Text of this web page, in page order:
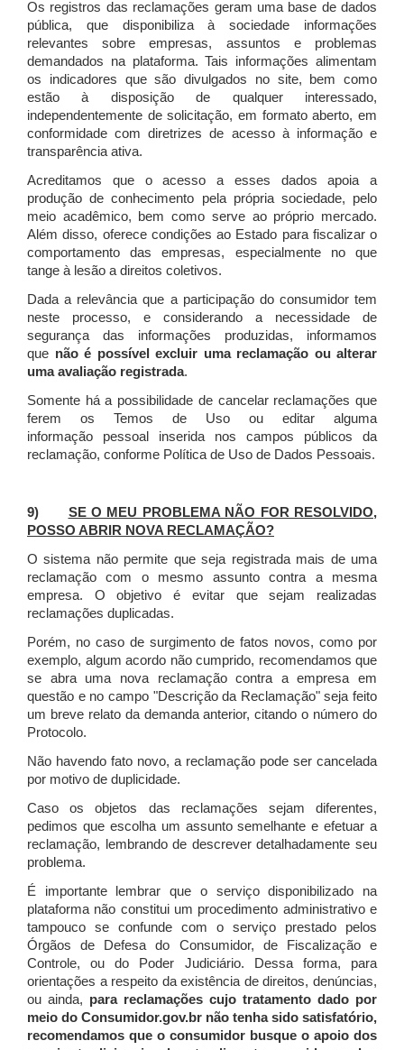
Os registros das reclamações geram uma base de dados
pública, que disponibiliza à sociedade informações
relevantes sobre empresas, assuntos e problemas
demandados na plataforma. Tais informações alimentam
os indicadores que são divulgados no site, bem como
estão à disposição de qualquer interessado,
independentemente de solicitação, em formato aberto, em
conformidade com diretrizes de acesso à informação e
transparência ativa.
Acreditamos que o acesso a esses dados apoia a
produção de conhecimento pela própria sociedade, pelo
meio acadêmico, bem como serve ao próprio mercado.
Além disso, oferece condições ao Estado para fiscalizar o
comportamento das empresas, especialmente no que
tange à lesão a direitos coletivos.
Dada a relevância que a participação do consumidor tem
neste processo, e considerando a necessidade de
segurança das informações produzidas, informamos
que não é possível excluir uma reclamação ou alterar
uma avaliação registrada.
Somente há a possibilidade de cancelar reclamações que
ferem os Temos de Uso ou editar alguma
informação pessoal inserida nos campos públicos da
reclamação, conforme Política de Uso de Dados Pessoais.
9) SE O MEU PROBLEMA NÃO FOR RESOLVIDO,
POSSO ABRIR NOVA RECLAMAÇÃO?
O sistema não permite que seja registrada mais de uma
reclamação com o mesmo assunto contra a mesma
empresa. O objetivo é evitar que sejam realizadas
reclamações duplicadas.
Porém, no caso de surgimento de fatos novos, como por
exemplo, algum acordo não cumprido, recomendamos que
se abra uma nova reclamação contra a empresa em
questão e no campo "Descrição da Reclamação" seja feito
um breve relato da demanda anterior, citando o número do
Protocolo.
Não havendo fato novo, a reclamação pode ser cancelada
por motivo de duplicidade.
Caso os objetos das reclamações sejam diferentes,
pedimos que escolha um assunto semelhante e efetuar a
reclamação, lembrando de descrever detalhadamente seu
problema.
É importante lembrar que o serviço disponibilizado na
plataforma não constitui um procedimento administrativo e
tampouco se confunde com o serviço prestado pelos
Órgãos de Defesa do Consumidor, de Fiscalização e
Controle, ou do Poder Judiciário. Dessa forma, para
orientações a respeito da existência de direitos, denúncias,
ou ainda, para reclamações cujo tratamento dado por
meio do Consumidor.gov.br não tenha sido satisfatório,
recomendamos que o consumidor busque o apoio dos